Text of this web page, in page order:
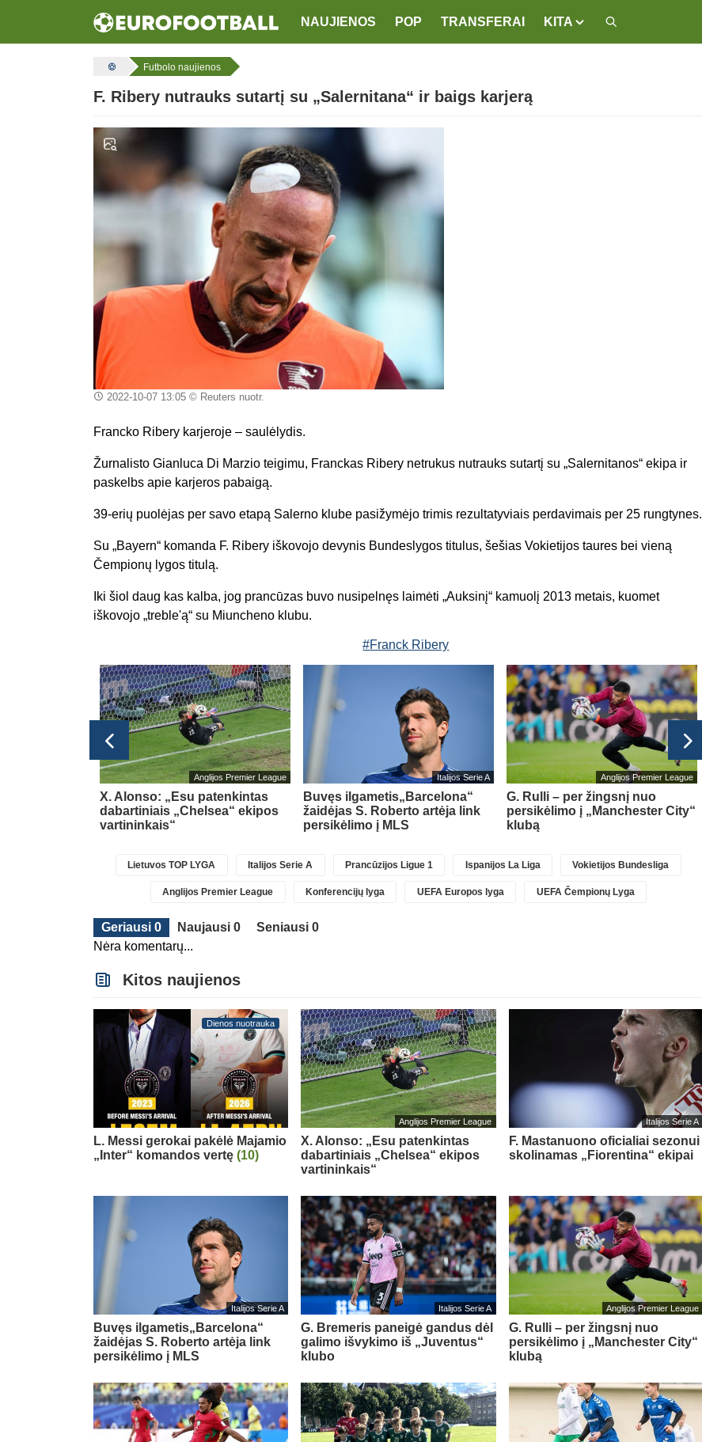
NAUJIENOS POP TRANSFERAI KITA
Futbolo naujienos
F. Ribery nutrauks sutartį su „Salernitana“ ir baigs karjerą
2022-10-07 13:05© Reuters nuotr.
Francko Ribery karjeroje – saulėlydis.
Žurnalisto Gianluca Di Marzio teigimu, Franckas Ribery netrukus nutrauks sutartį su „Salernitanos“ ekipa ir
paskelbs apie karjeros pabaigą.
39-erių puolėjas per savo etapą Salerno klube pasižymėjo trimis rezultatyviais perdavimais per 25 rungtynes.
Su „Bayern“ komanda F. Ribery iškovojo devynis Bundeslygos titulus, šešias Vokietijos taures bei vieną
Čempionų lygos titulą.
Iki šiol daug kas kalba, jog prancūzas buvo nusipelnęs laimėti „Auksinį“ kamuolį 2013 metais, kuomet
iškovojo „treble'ą“ su Miuncheno klubu.
#Franck Ribery
Anglijos Premier League
X. Alonso: „Esu patenkintas
dabartiniais „Chelsea“ ekipos
vartininkais“
Italijos Serie A
Buvęs ilgametis„Barcelona“
žaidėjas S. Roberto artėja link
persikėlimo į MLS
Anglijos Premier League
G. Rulli – per žingsnį nuo
persikėlimo į „Manchester City“
klubą
Lietuvos TOP LYGA Italijos Serie A Prancūzijos Ligue 1 Ispanijos La Liga Vokietijos Bundesliga
Anglijos Premier League Konferencijų lyga UEFA Europos lyga UEFA Čempionų Lyga
Geriausi 0 Naujausi 0
Seniausi 0
Nėra komentarų...
Kitos naujienos
Dienos nuotrauka
L. Messi gerokai pakėlė Majamio
„Inter“ komandos vertę (10)
Anglijos Premier League
X. Alonso: „Esu patenkintas
dabartiniais „Chelsea“ ekipos
vartininkais“
Italijos Serie A
F. Mastanuono oficialiai sezonui
skolinamas „Fiorentina“ ekipai
Italijos Serie A
Buvęs ilgametis„Barcelona“
žaidėjas S. Roberto artėja link
persikėlimo į MLS
Italijos Serie A
G. Bremeris paneigė gandus dėl
galimo išvykimo iš „Juventus“
klubo
Anglijos Premier League
G. Rulli – per žingsnį nuo
persikėlimo į „Manchester City“
klubą